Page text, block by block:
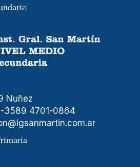
Nuñez
3589 4701-0864